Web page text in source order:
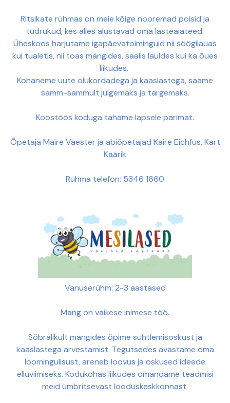
Ritsikate rühmas on meie kõige nooremad poisid ja
tüdrukud, kes alles alustavad oma lasteaiateed.
Üheskoos harjutame igapäevatoiminguid nii söögilauas
kui tualetis, nii toas mängides, saalis lauldes kui ka õues
liikudes.
Kohaneme uute olukordadega ja kaaslastega, saame
samm-sammult julgemaks ja targemaks.
Koostöös koduga tahame lapsele parimat.
Õpetaja Maire Väester ja abiõpetajad Kaire Eichfus, Kärt
Käärik
Rühma telefon: 5346 1660
Vanuserühm: 2-3 aastased
Mäng on väikese inimese töö.
Sõbralikult mängides õpime suhtlemisoskust ja
kaaslastega arvestamist. Tegutsedes avastame oma
loomingulisust, areneb loovus ja oskused ideede
elluviimiseks. Kodukohas liikudes omandame teadmisi
meid ümbritsevast looduskeskkonnast.